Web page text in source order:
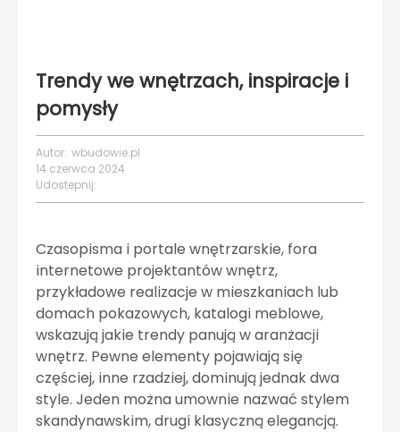
Trendy we wnętrzach, inspiracje i
pomysły
Autor: wbudowie.pl
14 czerwca 2024
Udostepnij:
Czasopisma i portale wnętrzarskie, fora
internetowe projektantów wnętrz,
przykładowe realizacje w mieszkaniach lub
domach pokazowych, katalogi meblowe,
wskazują jakie trendy panują w aranżacji
wnętrz. Pewne elementy pojawiają się
częściej, inne rzadziej, dominują jednak dwa
style. Jeden można umownie nazwać stylem
skandynawskim, drugi klasyczną elegancją.